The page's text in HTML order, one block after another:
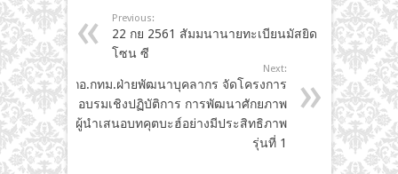
Previous:
22 กย 2561 สัมมนานายทะเบียนมัสยิด
โซน ซี
Next:
กอ.กทม.ฝ่ายพัฒนาบุคลากร จัดโครงการ
อบรมเชิงปฏิบัติการ การพัฒนาศักยภาพ
ผู้นำเสนอบทคุตบะฮ์อย่างมีประสิทธิภาพ
รุ่นที่ 1